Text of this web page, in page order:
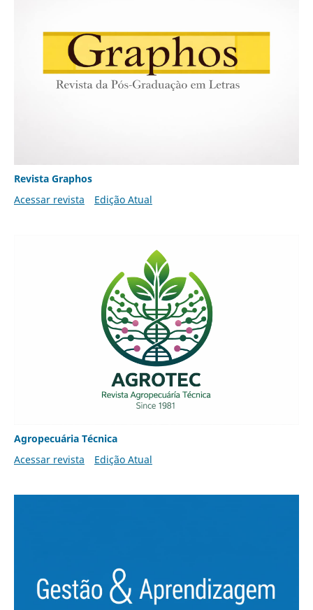
Revista Graphos
Acessar revista
Edição Atual
Agropecuária Técnica
Acessar revista
Edição Atual